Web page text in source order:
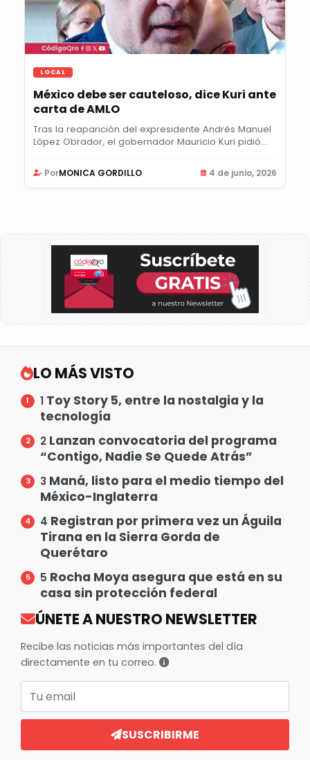
LOCAL
México debe ser cauteloso, dice Kuri ante
carta de AMLO
Tras la reaparición del expresidente Andrés Manuel
López Obrador, el gobernador Mauricio Kuri pidió...
PorMONICA GORDILLO 4 de junio, 2026
LO MÁS VISTO
1 Toy Story 5, entre la nostalgia y la
tecnología
2 Lanzan convocatoria del programa
“Contigo, Nadie Se Quede Atrás”
3 Maná, listo para el medio tiempo del
México-Inglaterra
4 Registran por primera vez un Águila
Tirana en la Sierra Gorda de
Querétaro
5 Rocha Moya asegura que está en su
casa sin protección federal
ÚNETE A NUESTRO NEWSLETTER
Recibe las noticias más importantes del día
directamente en tu correo.
Correo electrónico
SUSCRIBIRME